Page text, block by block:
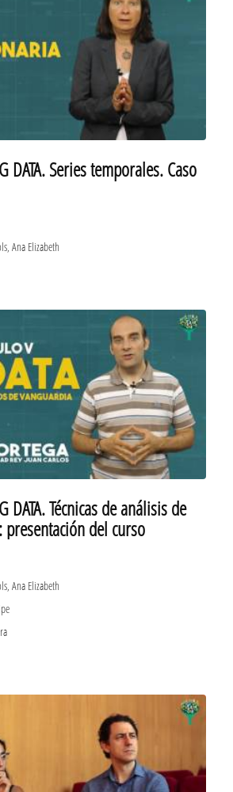
DATA. Series temporales. Caso
Ana Elizabeth
DATA. Técnicas de análisis de
del curso
Ana Elizabeth